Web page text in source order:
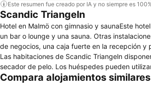
Este resumen fue creado por IA y no siempre es
Scandic Triangeln
Hotel en Malmö con gimnasio y saunaEste
un bar o lounge y una sauna. Otras
de negocios, una caja fuerte en la recepción y
Las habitaciones de Scandic Triangeln
secador de pelo. Los huéspedes pueden
servicios disponibles en las habitaciones:
Compara alojamientos similares